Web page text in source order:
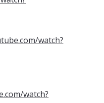
watch?
watch?